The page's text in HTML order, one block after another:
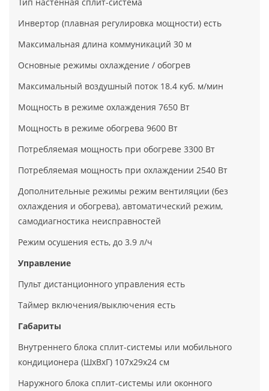
Инвертор (плавная регулировка мощности) есть
Максимальная длина коммуникаций 30 м
Основные режимы охлаждение / обогрев
Максимальный воздушный поток 18.4 куб. м/мин
Мощность в режиме охлаждения 7650 Вт
Мощность в режиме обогрева 9600 Вт
Потребляемая мощность при обогреве 3300 Вт
Потребляемая мощность при охлаждении 2540 Вт
Дополнительные режимы режим вентиляции (без
охлаждения и обогрева), автоматический режим,
самодиагностика неисправностей
Режим осушения есть, до 3.9 л/ч
Управление
Пульт дистанционного управления есть
Таймер включения/выключения есть
Габариты
Внутреннего блока сплит-системы или мобильного
кондиционера (ШxВxГ) 107x29x24 см
Наружного блока сплит-системы или оконного